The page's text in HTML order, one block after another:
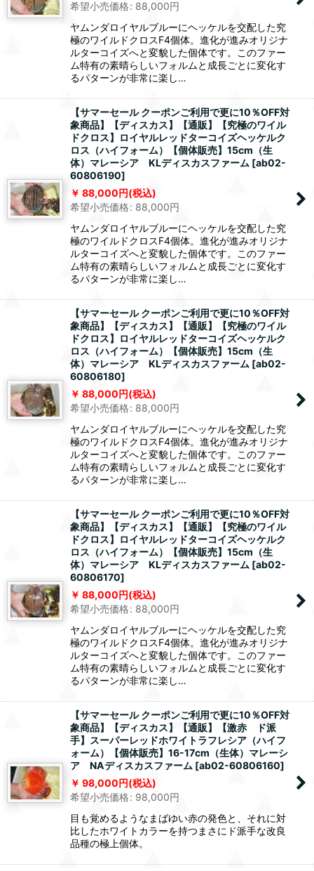
希望小売価格: 88,000円
ヤムンダロイヤルブルーにヘッケルを交配した究
極のワイルドクロスF4個体。進化が進みオリジナ
ルターコイズへと変貌した個体です。このファー
ム特有の素晴らしいフォルムと成長ごとに変化す
るパターンが非常に楽し…
【サマーセール クーポンご利用で更に10％OFF対
象商品】【ディスカス】【通販】【究極のワイル
ドクロス】ロイヤルレッドターコイズヘッケルク
ロス（ハイフォーム）【個体販売】15cm（生
体）マレーシア KLディスカスファーム [ab02-
60806190]
88,000円(税込)
希望小売価格: 88,000円
ヤムンダロイヤルブルーにヘッケルを交配した究
極のワイルドクロスF4個体。進化が進みオリジナ
ルターコイズへと変貌した個体です。このファー
ム特有の素晴らしいフォルムと成長ごとに変化す
るパターンが非常に楽し…
【サマーセール クーポンご利用で更に10％OFF対
象商品】【ディスカス】【通販】【究極のワイル
ドクロス】ロイヤルレッドターコイズヘッケルク
ロス（ハイフォーム）【個体販売】15cm（生
体）マレーシア KLディスカスファーム [ab02-
60806180]
88,000円(税込)
希望小売価格: 88,000円
ヤムンダロイヤルブルーにヘッケルを交配した究
極のワイルドクロスF4個体。進化が進みオリジナ
ルターコイズへと変貌した個体です。このファー
ム特有の素晴らしいフォルムと成長ごとに変化す
るパターンが非常に楽し…
【サマーセール クーポンご利用で更に10％OFF対
象商品】【ディスカス】【通販】【究極のワイル
ドクロス】ロイヤルレッドターコイズヘッケルク
ロス（ハイフォーム）【個体販売】15cm（生
体）マレーシア KLディスカスファーム [ab02-
60806170]
88,000円(税込)
希望小売価格: 88,000円
ヤムンダロイヤルブルーにヘッケルを交配した究
極のワイルドクロスF4個体。進化が進みオリジナ
ルターコイズへと変貌した個体です。このファー
ム特有の素晴らしいフォルムと成長ごとに変化す
るパターンが非常に楽し…
【サマーセール クーポンご利用で更に10％OFF対
象商品】【ディスカス】【通販】【激赤 ド派
手】スーパーレッドホワイトラフレシア（ハイフ
ォーム）【個体販売】16-17cm（生体）マレーシ
ア NAディスカスファーム [ab02-60806160]
98,000円(税込)
希望小売価格: 98,000円
目も覚めるようなまばゆい赤の発色と、それに対
比したホワイトカラーを持つまさにド派手な改良
品種の極上個体。